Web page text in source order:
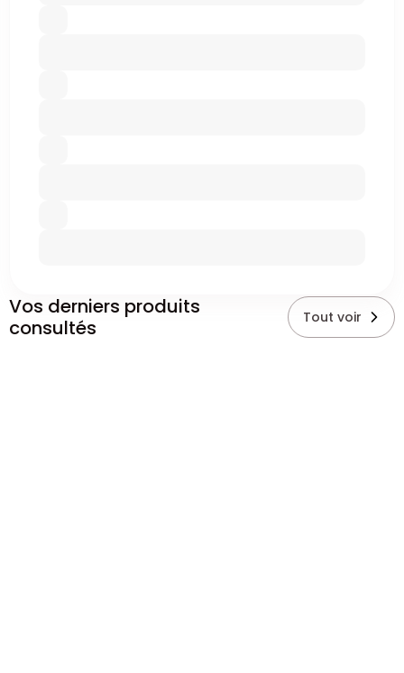
Vos derniers produits
consultés
Tout voir